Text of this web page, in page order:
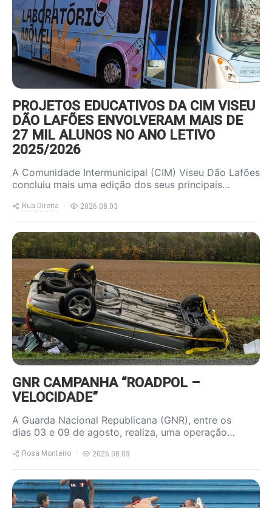
PROJETOS EDUCATIVOS DA CIM VISEU
DÃO LAFÕES ENVOLVERAM MAIS DE
27 MIL ALUNOS NO ANO LETIVO
2025/2026
A Comunidade Intermunicipal (CIM) Viseu Dão Lafões
concluiu mais uma edição dos seus principais…
Rua Direita 2026.08.03
https://www.ruadireita.pt/wp-
content/uploads/2023/04/acidente-
800x600.jpg
GNR CAMPANHA “ROADPOL –
VELOCIDADE”
A Guarda Nacional Republicana (GNR), entre os
dias 03 e 09 de agosto, realiza, uma operação…
Rosa Monteiro 2026.08.03
https://www.ruadireita.pt/wp-
content/uploads/2022/09/foot-